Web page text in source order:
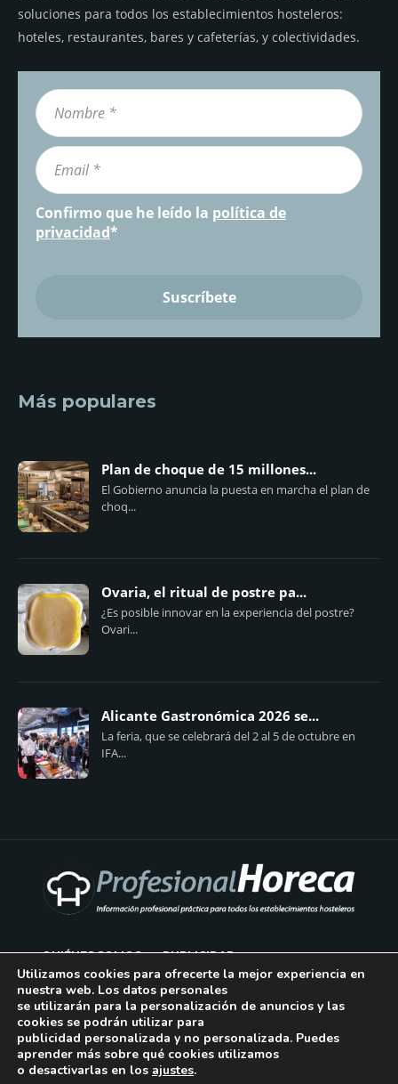
soluciones para todos los establecimientos hosteleros:
hoteles, restaurantes, bares y cafeterías, y colectividades.
Confirmo que he leído la política de
privacidad*
Más populares
Plan de choque de 15 millones...
El Gobierno anuncia la puesta en marcha el plan de
choq...
Ovaria, el ritual de postre pa...
¿Es posible innovar en la experiencia del postre?
Ovari...
Alicante Gastronómica 2026 se...
La feria, que se celebrará del 2 al 5 de octubre en
IFA...
QUIÉNES SOMOS PUBLICIDAD
AVISO LEGAL
POLÍTICA DE COOKIES
POLÍTICA DE PRIVACIDAD
Utilizamos cookies para ofrecerte la mejor experiencia en
nuestra web. Los datos personales
se utilizarán para la personalización de anuncios y las
cookies se podrán utilizar para
publicidad personalizada y no personalizada. Puedes
aprender más sobre qué cookies utilizamos
o desactivarlas en los ajustes.